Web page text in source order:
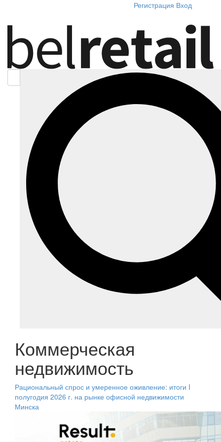
Регистрация Вход
Коммерческая
недвижимость
Рациональный спрос и умеренное оживление: итоги I
полугодия 2026 г. на рынке офисной недвижимости
Минска